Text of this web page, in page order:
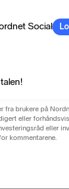
Social
fra brukere på
eller
eller
kommentarene.